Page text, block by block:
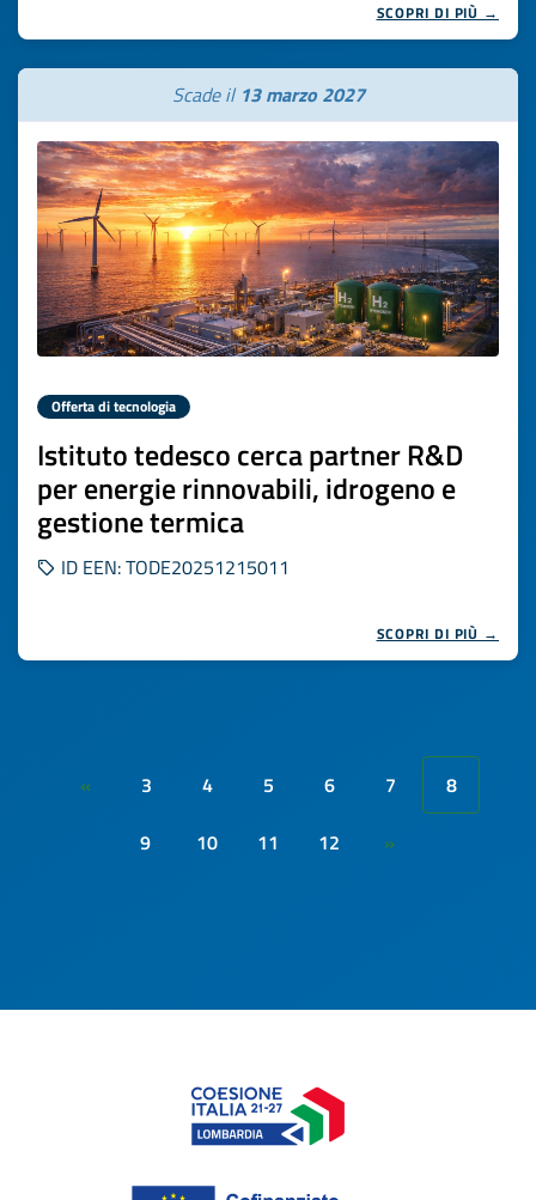
SCOPRI DI PIÙ →
Scade il 13 marzo 2027
Offerta di tecnologia
Istituto tedesco cerca partner R&D
per energie rinnovabili, idrogeno e
gestione termica
ID EEN: TODE20251215011
SCOPRI DI PIÙ →
« 3 4 5 6 7
8
9
10 11 12 »